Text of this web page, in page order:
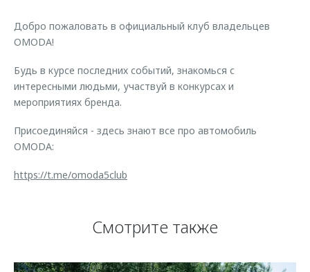
Кредитный калькулятор
Одежда и сувениры
Оригинальные аксессуары
Запчасти
Калькулятор трейд-ин
O&J Автоклуб
Приложение O&J
Одежда и сувениры
Запчасти
Обратная связь
Добро пожаловать в официальный клуб владельцев
OMODA!
Будь в курсе последних событий, знакомься с
интересными людьми, участвуй в конкурсах и
мероприятиях бренда.
Присоединяйся - здесь знают все про автомобиль
OMODA:
https://t.me/omoda5club
Смотрите также